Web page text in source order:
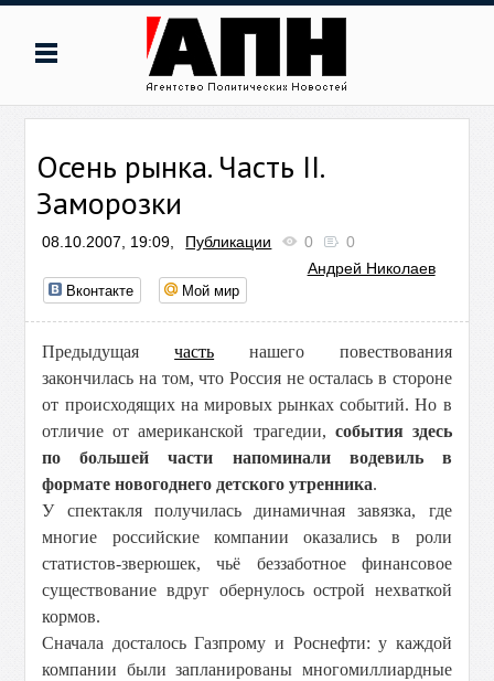
Осень рынка. Часть II.
Заморозки
08.10.2007, 19:09, Публикации 0
0
Андрей Николаев
Вконтакте Мой мир
Предыдущаячасть нашего повествования
закончилась на том, что Россия не осталась в стороне
от происходящих на мировых рынках событий. Но в
отличие от американской трагедии, события здесь
по большей части напоминали водевиль в
формате новогоднего детского утренника.
У спектакля получилась динамичная завязка, где
многие российские компании оказались в роли
статистов-зверюшек, чьё беззаботное финансовое
существование вдруг обернулось острой нехваткой
кормов.
Сначала досталось Газпрому и Роснефти: у каждой
компании были запланированы многомиллиардные